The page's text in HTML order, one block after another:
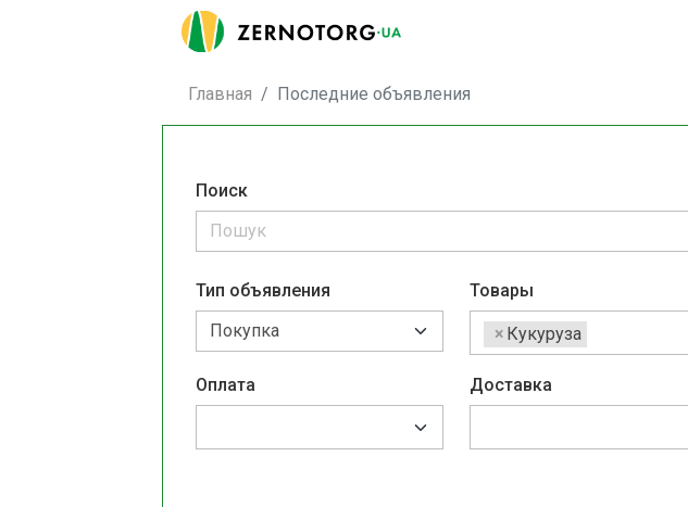
Главная Последние объявления
Поиск
Тип объявления Товары
× Кукуруза
Оплата Доставка